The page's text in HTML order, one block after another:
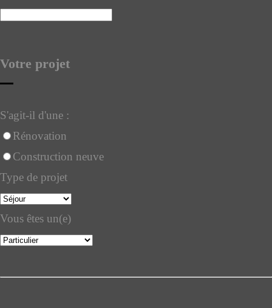
Votre projet
S'agit-il d'une :
Rénovation
Construction neuve
Type de projet
Vous êtes un(e)